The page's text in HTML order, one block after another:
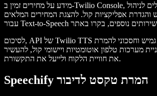
מידע על מחירים זמין ב-Twilio Console, פורטל נוח שמספק כלים לניהול
אפליקציות קול. להצגת המחירים המלאים
לסיכום, API של Twilio TTS נותן לעסקים פתרון גמיש וחסכוני להמרת
מערכות טלפון אוטומטיות ויישומי קול, להעשיר
את חוויית הלקוח ולייעל את התקשורת.
Speechify המרת טקסט לדיבור